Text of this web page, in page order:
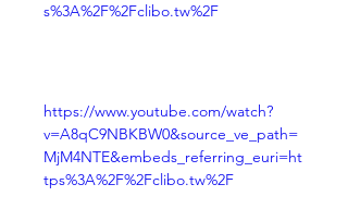
s%3A%2F%2Fclibo.tw%2F
https://www.youtube.com/watch?
v=A8qC9NBKBW0&source_ve_path=
MjM4NTE&embeds_referring_euri=ht
tps%3A%2F%2Fclibo.tw%2F